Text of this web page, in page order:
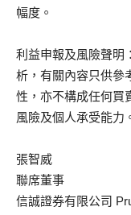
幅度。
利益申報及風險聲明
析，有關內容只供參
性，亦不構成任何買
風險及個人承受能力
張智威
聯席董事
信誠證券有限公司